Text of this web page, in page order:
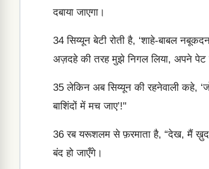
दबाया जाएगा।
34 सिय्यून बेटी रोती है, ‘शाहे-बाबल
अज़दहे की तरह मुझे निगल लिया, अपने पेट
35 लेकिन अब सिय्यून की रहनेवाली कहे,
बाशिंदों में मच जाए’!"
36 रब यरूशलम से फ़रमाता है, “देख, मैं
बंद हो जाएँगे।